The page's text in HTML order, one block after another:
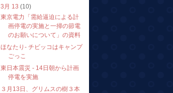
3月 13 (10)
東京電力「需給逼迫による計
画停電の実施と一掃の節電
のお願いについて」の資料
ほなたり- チビッコはキャンプ
ごっこ
東日本震災 - 14日朝から計画
停電を実施
３月13日、グリムスの樹３本